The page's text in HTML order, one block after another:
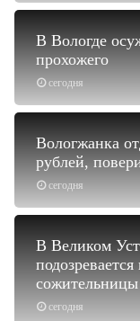
сегодня
В Вологде
прохожего
сегодня
Вологжанка
рублей,
сегодня
В Великом
сожительницы